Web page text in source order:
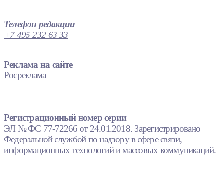
Телефон редакции
+7 495 232 63 33
Реклама на сайте
Росреклама
Регистрационный номер серии
ЭЛ № ФС 77-72266 от 24.01.2018. Зарегистрировано
Федеральной службой по надзору в сфере связи,
информационных технологий и массовых коммуникаций.